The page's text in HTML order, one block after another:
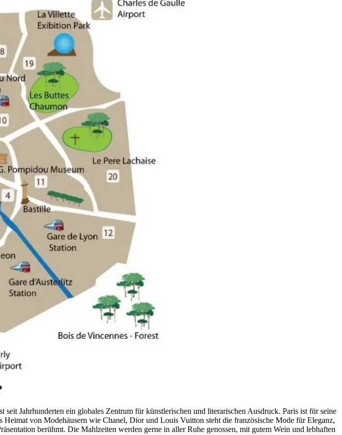
Jahrhunderten ein globales Zentrum für künstlerischen und literarischen Ausdruck. Paris ist für seine
von Modehäusern wie Chanel, Dior und Louis Vuitton steht die französische Mode für Eleganz,
berühmt. Die Mahlzeiten werden gerne in aller Ruhe genossen, mit gutem Wein und lebhaften